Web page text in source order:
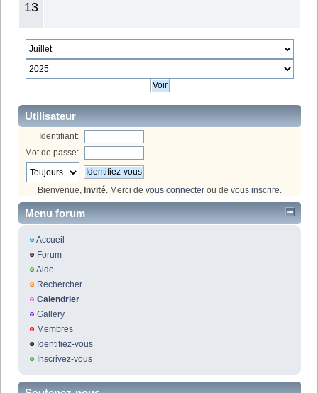
13
Utilisateur
Identifiant:
Mot de passe:
Bienvenue, Invité. Merci de vous connecter ou de vous inscrire.
Menu forum
Accueil
Forum
Aide
Rechercher
Calendrier
Gallery
Membres
Identifiez-vous
Inscrivez-vous